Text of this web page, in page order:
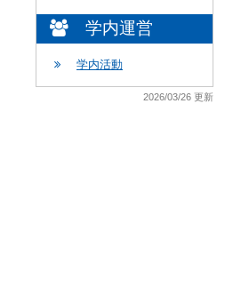
学内運営
学内活動
2026/03/26 更新